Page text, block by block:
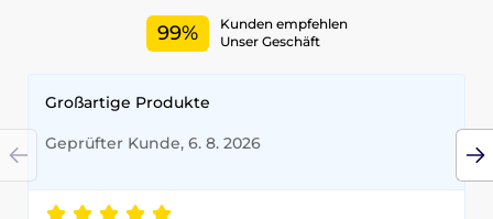
99%
Kunden empfehlen
Unser Geschäft
Großartige Produkte
Geprüfter Kunde, 6. 8. 2026